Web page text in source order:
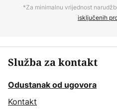
*Za minimalnu vrijednost
isključenih
Služba za kontakt
Odustanak od ugovora
Kontakt